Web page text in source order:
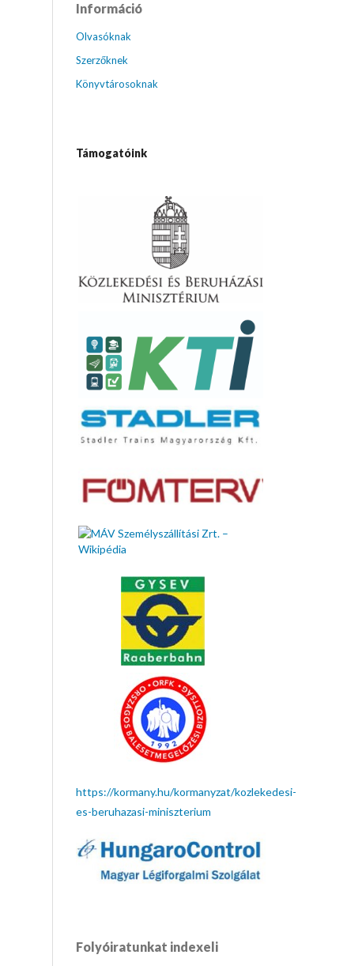
Információ
Olvasóknak
Szerzőknek
Könyvtárosoknak
Támogatóink
https://kormany.hu/kormanyzat/kozlekedesi-
es-beruhazasi-miniszterium
Folyóiratunkat indexeli